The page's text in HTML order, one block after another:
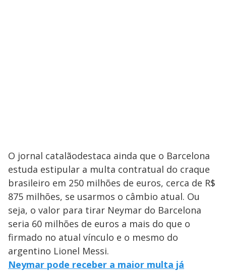
O jornal catalãodestaca ainda que o Barcelona
estuda estipular a multa contratual do craque
brasileiro em 250 milhões de euros, cerca de R$
875 milhões, se usarmos o câmbio atual. Ou
seja, o valor para tirar Neymar do Barcelona
seria 60 milhões de euros a mais do que o
firmado no atual vínculo e o mesmo do
argentino Lionel Messi.
Neymar pode receber a maior multa já